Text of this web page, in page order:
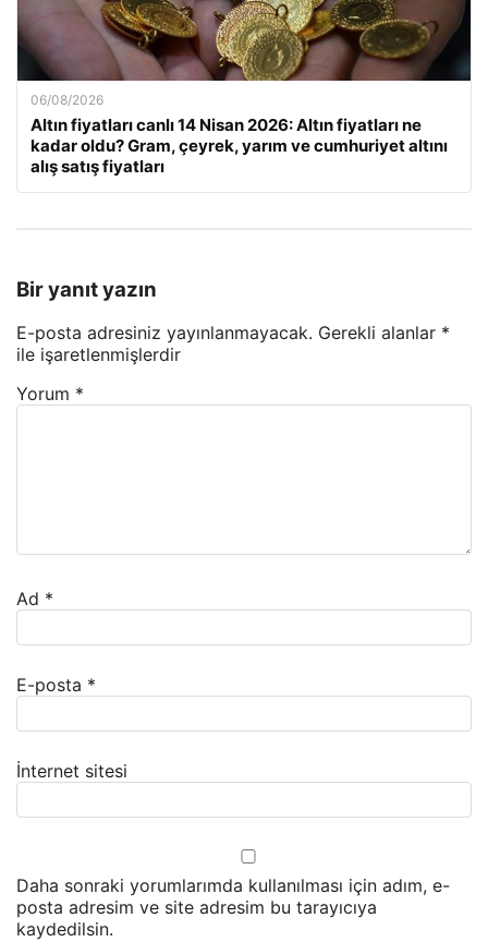
06/08/2026
Altın fiyatları canlı 14 Nisan 2026: Altın fiyatları ne
kadar oldu? Gram, çeyrek, yarım ve cumhuriyet altını
alış satış fiyatları
Bir yanıt yazın
E-posta adresiniz yayınlanmayacak. Gerekli alanlar *
ile işaretlenmişlerdir
Yorum *
Ad *
E-posta *
İnternet sitesi
Daha sonraki yorumlarımda kullanılması için adım, e-
posta adresim ve site adresim bu tarayıcıya
kaydedilsin.